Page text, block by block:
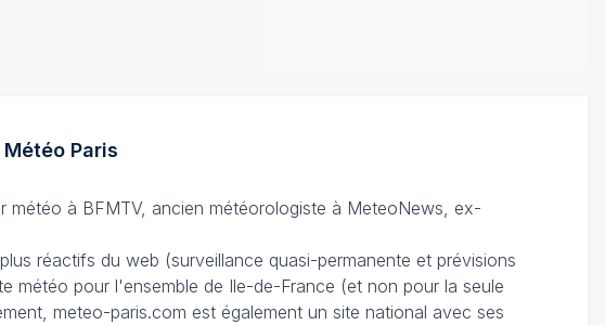
Paris
météo à BFMTV, ancien météorologiste à MeteoNews, ex-
réactifs du web (surveillance quasi-permanente et prévisions
météo pour l'ensemble de Ile-de-France (et non pour la seule
meteo-paris.com est également un site national avec ses